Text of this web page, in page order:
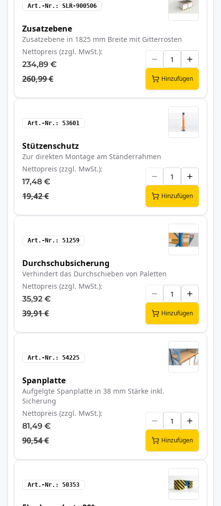
Art.-Nr. SLR-900506
Zusatzebene
Zusatzebene in 1825 mm Breite mit Gitterrosten
Nettopreis (zzgl. MwSt.)
234,89 €
260,99 € Hinzufügen
Art.-Nr. 53601
Stützenschutz
Zur direkten Montage am Ständerrahmen
Nettopreis (zzgl. MwSt.)
17,48 €
19,42 € Hinzufügen
Art.-Nr. 51259
Durchschubsicherung
Verhindert das Durchschieben von Paletten
Nettopreis (zzgl. MwSt.)
35,92 €
39,91 € Hinzufügen
Art.-Nr. 54225
Spanplatte
Aufgelgte Spanplatte in 38 mm Stärke inkl.
Sicherung
Nettopreis (zzgl. MwSt.)
81,49 €
90,54 € Hinzufügen
Art.-Nr. 50353